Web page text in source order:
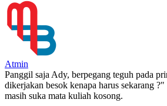
Atmin
Panggil saja Ady, berpegang teguh pada
dikerjakan besok kenapa harus sekarang
masih suka mata kuliah kosong.